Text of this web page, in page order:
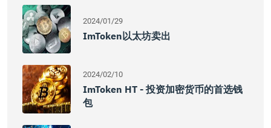
2024/01/29
ImToken以太坊卖出
2024/02/10
ImToken HT - 投资加密货币的首选钱
包